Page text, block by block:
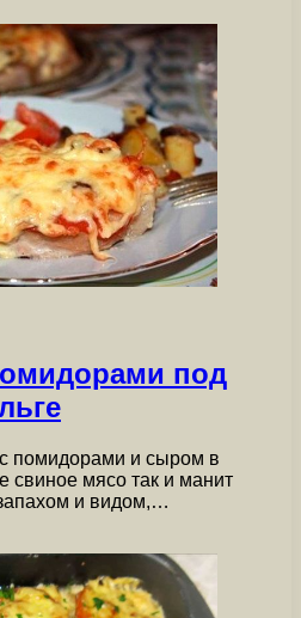
под
с помидорами и сыром в
свиное мясо так и манит
и видом,…